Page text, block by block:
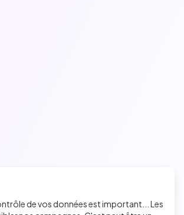
de vos données est important... Les